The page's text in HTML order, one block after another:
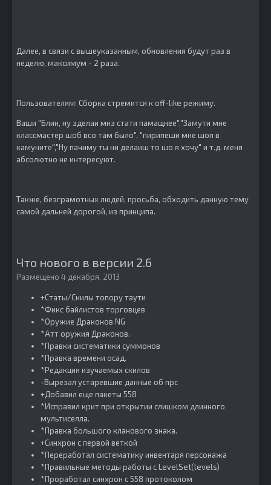
Далее, в связи с вышеуказанным, обновления будут раз в
неделю, максимум - 2 раза.
Пользователям: Сборка стремится к off-like режиму.
Ваши "Блин, ну зделаи мнэ стати памащнее","Замути мне
классмастер шоб всо там было", "пирипеши мне шоп в
камуните","Ну пачиму ты ни делаиш то шо я хочу" и т.д. меня
абсолютно не интересуют.
Также, безграмотных людей, просьба, обходить данную тему
самой дальней дорогой, из принципа.
Что нового в версии 2.6
Размещено 4 декабря, 2013
+Статы/Скилы топору таути
*Фикс байлистов торговцев
*Оружие Драконов NG
*Атт оружия Драконов.
*Правки систематики суммонов
*Правка времени осад.
*Редакция изучаемых скилов
-Вырезал устаревшие данные об npc
+Добавил еще пакеты 558
*Исправил крит при открытии слишком длинного
мультиселла.
*Правка большого кланового знака.
+Синхрон с первой веткой
*Переработал систематику инвентаря персонажа
*Правильные методы работы с LevelSet(levels)
*Проработал синхрон с 558 протоколом